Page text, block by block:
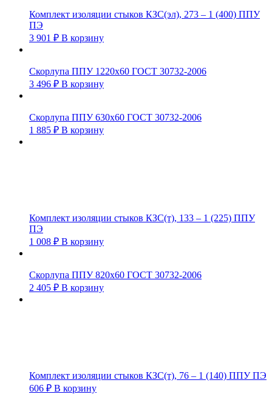
Комплект изоляции стыков КЗС(эл), 273 – 1 (400) ППУ
ПЭ
3 901 ₽ В корзину
Скорлупа ППУ 1220х60 ГОСТ 30732-2006
3 496 ₽ В корзину
Скорлупа ППУ 630х60 ГОСТ 30732-2006
1 885 ₽ В корзину
Комплект изоляции стыков КЗС(т), 133 – 1 (225) ППУ
ПЭ
1 008 ₽ В корзину
Скорлупа ППУ 820х60 ГОСТ 30732-2006
2 405 ₽ В корзину
Комплект изоляции стыков КЗС(т), 76 – 1 (140) ППУ ПЭ
606 ₽ В корзину